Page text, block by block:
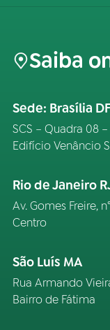
Saiba
Sede: Brasília
SCS – Quadra 08
Edifício Venâncio
Rio de Janeiro
Av. Gomes Freire,
Centro
São Luís MA
Rua Armando
Bairro de Fátima